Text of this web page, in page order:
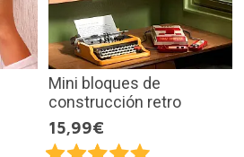
Mini bloques de
construcción retro
15,99€